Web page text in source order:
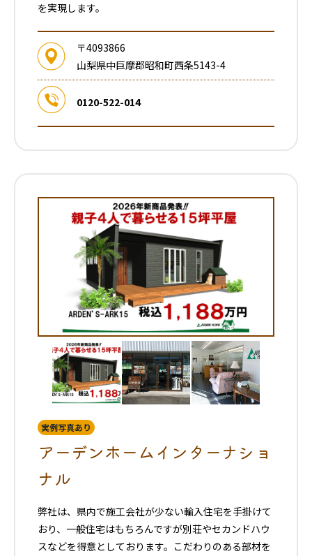
を実現します。
〒4093866
山梨県中巨摩郡昭和町西条5143-4
0120-522-014
実例写真あり
アーデンホームインターナショ
ナル
弊社は、県内で施工会社が少ない輸入住宅を手掛けて
おり、一般住宅はもちろんですが別荘やセカンドハウ
スなどを得意としております。こだわりのある部材を